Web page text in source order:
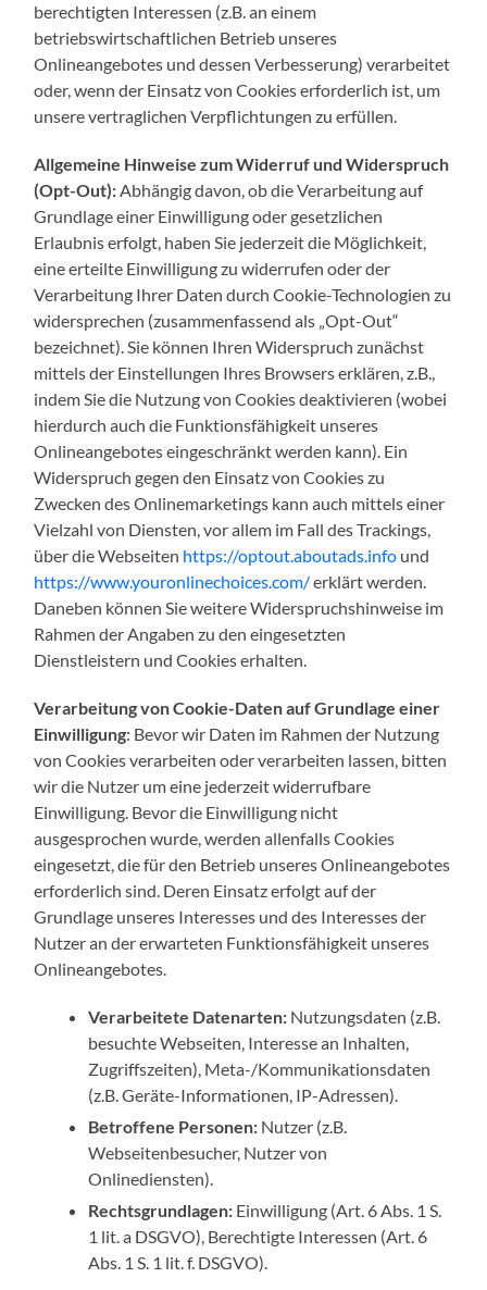
berechtigten Interessen (z.B. an einem
betriebswirtschaftlichen Betrieb unseres
Onlineangebotes und dessen Verbesserung) verarbeitet
oder, wenn der Einsatz von Cookies erforderlich ist, um
unsere vertraglichen Verpflichtungen zu erfüllen.
Allgemeine Hinweise zum Widerruf und Widerspruch
(Opt-Out): Abhängig davon, ob die Verarbeitung auf
Grundlage einer Einwilligung oder gesetzlichen
Erlaubnis erfolgt, haben Sie jederzeit die Möglichkeit,
eine erteilte Einwilligung zu widerrufen oder der
Verarbeitung Ihrer Daten durch Cookie-Technologien zu
widersprechen (zusammenfassend als „Opt-Out“
bezeichnet). Sie können Ihren Widerspruch zunächst
mittels der Einstellungen Ihres Browsers erklären, z.B.,
indem Sie die Nutzung von Cookies deaktivieren (wobei
hierdurch auch die Funktionsfähigkeit unseres
Onlineangebotes eingeschränkt werden kann). Ein
Widerspruch gegen den Einsatz von Cookies zu
Zwecken des Onlinemarketings kann auch mittels einer
Vielzahl von Diensten, vor allem im Fall des Trackings,
über die Webseiten https://optout.aboutads.info und
https://www.youronlinechoices.com/erklärt werden.
Daneben können Sie weitere Widerspruchshinweise im
Rahmen der Angaben zu den eingesetzten
Dienstleistern und Cookies erhalten.
Verarbeitung von Cookie-Daten auf Grundlage einer
Einwilligung: Bevor wir Daten im Rahmen der Nutzung
von Cookies verarbeiten oder verarbeiten lassen, bitten
wir die Nutzer um eine jederzeit widerrufbare
Einwilligung. Bevor die Einwilligung nicht
ausgesprochen wurde, werden allenfalls Cookies
eingesetzt, die für den Betrieb unseres Onlineangebotes
erforderlich sind. Deren Einsatz erfolgt auf der
Grundlage unseres Interesses und des Interesses der
Nutzer an der erwarteten Funktionsfähigkeit unseres
Onlineangebotes.
Verarbeitete Datenarten: Nutzungsdaten (z.B.
besuchte Webseiten, Interesse an Inhalten,
Zugriffszeiten), Meta-/Kommunikationsdaten
(z.B. Geräte-Informationen, IP-Adressen).
Betroffene Personen: Nutzer (z.B.
Webseitenbesucher, Nutzer von
Onlinediensten).
Rechtsgrundlagen: Einwilligung (Art. 6 Abs. 1 S.
1 lit. a DSGVO), Berechtigte Interessen (Art. 6
Abs. 1 S. 1 lit. f. DSGVO).